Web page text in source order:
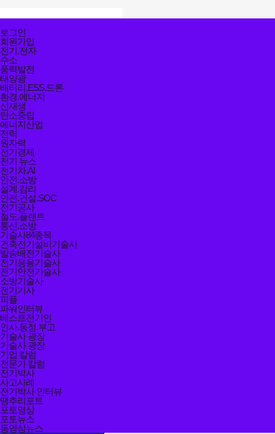
열기/
닫기
검색
전체메뉴
닫기
로그인
회원가입
전기.전자
수소
풍력발전
태양광
배터리.ESS,드론
환경.에너지
신재생
탄소중립
에너지산업
전력
원자력
전기경제
전기 뉴스
전기차.AI
안전.소방
설계.감리
안전.건설.SOC
전기공사
철도.플랜트
통신.소방
기술사84종목
건축전기설비기술사
발송배전기술사
전기응용기술사
전기안전기술사
소방기술사
전기기사
피플
파워인터뷰
베스트전기인
인사.동정.부고
기술사 광장
기술사 광장
기업 칼럼
전문가 칼럼
전기박사
사고사례
전기박사 인터뷰
땡추리포트
포토영상
포토뉴스
동영상뉴스